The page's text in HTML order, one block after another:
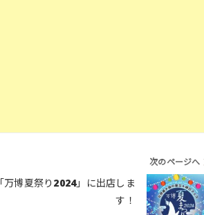
次のページへ
「万博夏祭り2024」に出店しま
す！